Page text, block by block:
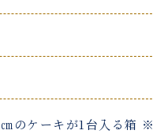
のケーキが1台入る箱 ※